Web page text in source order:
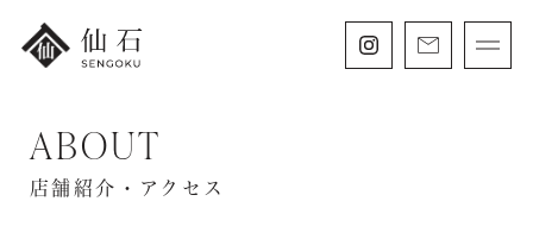
FURISODE 振袖・紋付袴レンタル
ABOUT
店舗紹介・アクセス